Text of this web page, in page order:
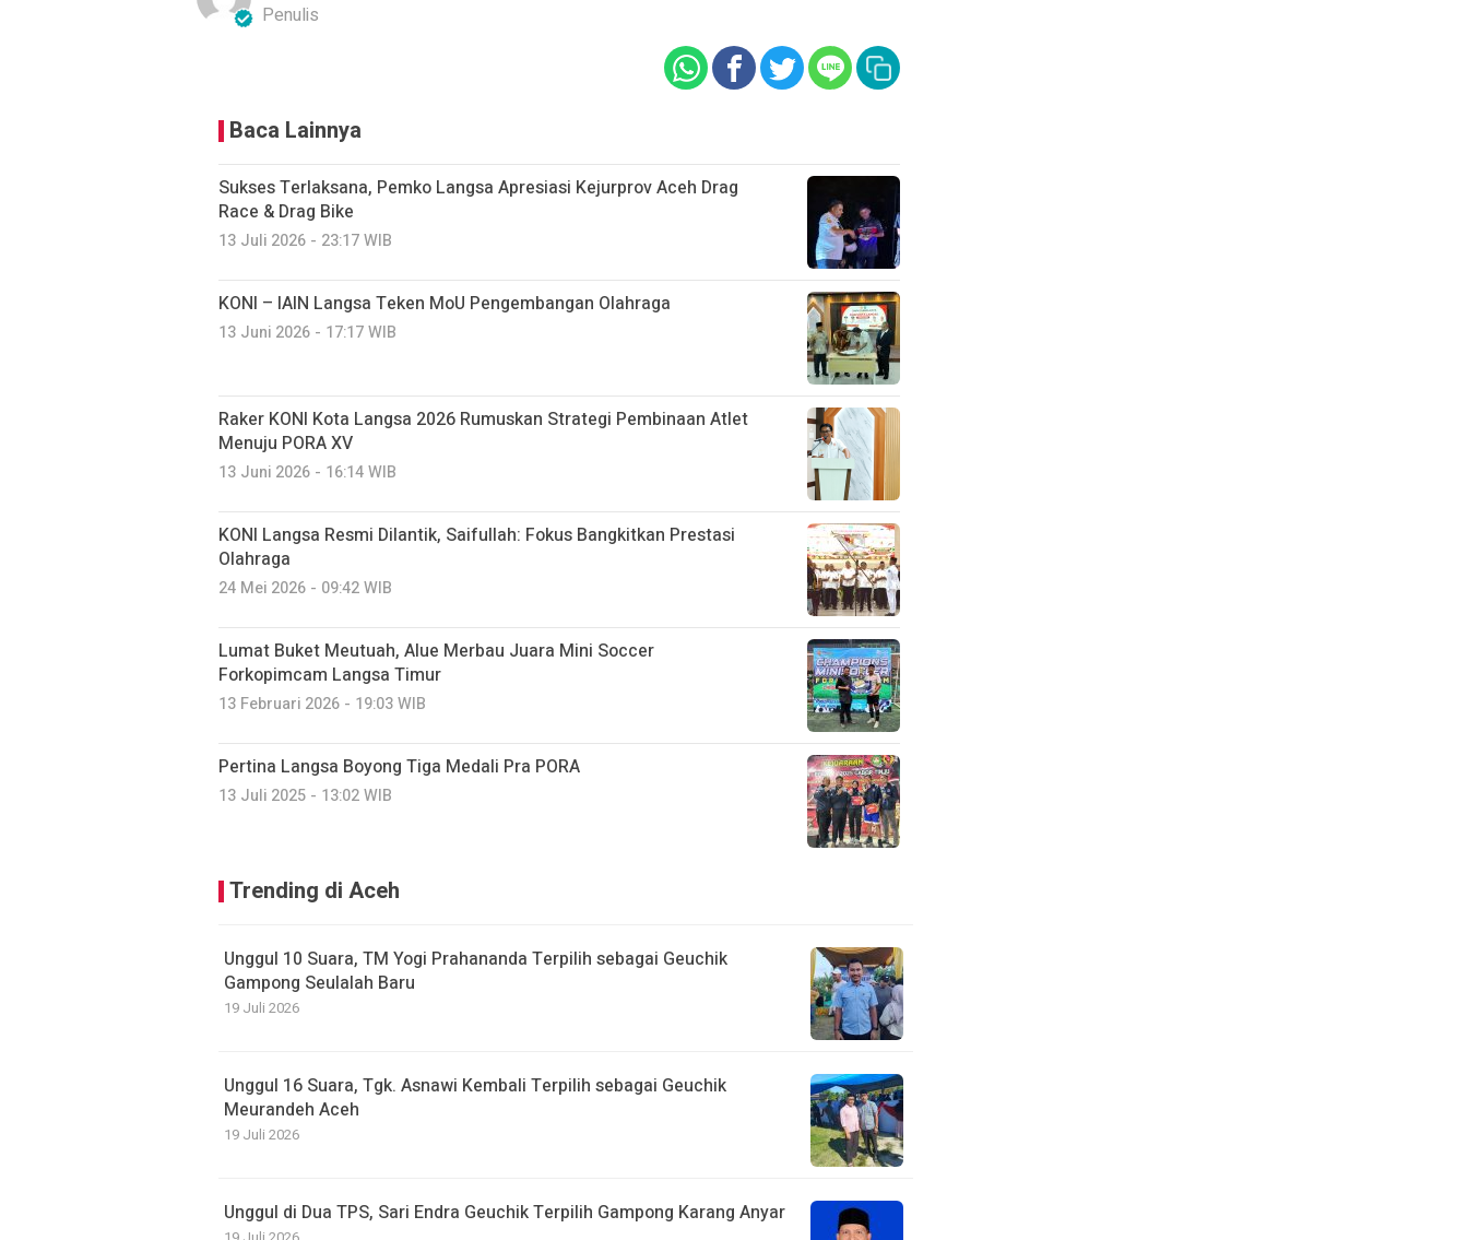
Penulis
Baca Lainnya
Sukses Terlaksana, Pemko Langsa Apresiasi Kejurprov Aceh Drag
Race & Drag Bike
13 Juli 2026 - 23:17 WIB
KONI – IAIN Langsa Teken MoU Pengembangan Olahraga
13 Juni 2026 - 17:17 WIB
Raker KONI Kota Langsa 2026 Rumuskan Strategi Pembinaan Atlet
Menuju PORA XV
13 Juni 2026 - 16:14 WIB
KONI Langsa Resmi Dilantik, Saifullah: Fokus Bangkitkan Prestasi
Olahraga
24 Mei 2026 - 09:42 WIB
Lumat Buket Meutuah, Alue Merbau Juara Mini Soccer
Forkopimcam Langsa Timur
13 Februari 2026 - 19:03 WIB
Pertina Langsa Boyong Tiga Medali Pra PORA
13 Juli 2025 - 13:02 WIB
Trending di Aceh
Unggul 10 Suara, TM Yogi Prahananda Terpilih sebagai Geuchik
Gampong Seulalah Baru
19 Juli 2026
Unggul 16 Suara, Tgk. Asnawi Kembali Terpilih sebagai Geuchik
Meurandeh Aceh
19 Juli 2026
Unggul di Dua TPS, Sari Endra Geuchik Terpilih Gampong Karang Anyar